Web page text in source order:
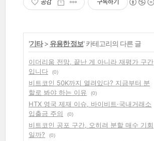
공감 구독하기
'기타> 유용한 정보' 카테고리의 다른 글
이더리움 전망, 끝난 게 아니라 재평가 구간
입니다
(0)
비트코인 50K까지 열려있다? 지금부터 분
할로 봐야 하는 이유
(0)
HTX 영국 제재 이슈, 바이비트·국내거래소
입출금 주의
(0)
비트코인 공포 구간, 오히려 분할 매수 기회
일까?
(0)